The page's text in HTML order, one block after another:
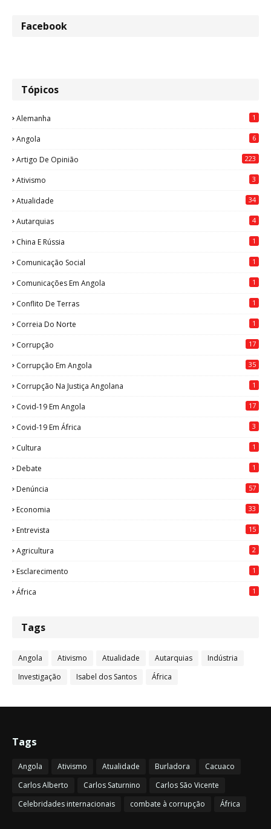
Facebook
Tópicos
Alemanha 1
Angola 6
Artigo De Opinião 223
Ativismo 3
Atualidade 34
Autarquias 4
China E Rússia 1
Comunicação Social 1
Comunicações Em Angola 1
Conflito De Terras 1
Correia Do Norte 1
Corrupção 17
Corrupção Em Angola 35
Corrupção Na Justiça Angolana 1
Covid-19 Em Angola 17
Covid-19 Em África 3
Cultura 1
Debate 1
Denúncia 57
Economia 33
Entrevista 15
Agricultura 2
Esclarecimento 1
África 1
Tags
Angola Ativismo Atualidade Autarquias
Indústria
Investigação
Isabel dos Santos África
Tags
Angola Ativismo Atualidade Burladora
Cacuaco
Carlos Alberto
Carlos Saturnino
Carlos São Vicente
Celebridades internacionais
combate à corrupção África